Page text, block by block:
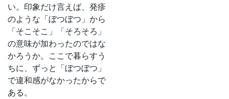
い。印象だけ言えば、発疹
のような「ぼつぼつ」から
「そこそこ」「そろそろ」
の意味が加わったのではな
かろうか。ここで暮らすう
ちに、ずっと「ぼつぼつ」
で違和感がなかったからで
ある。